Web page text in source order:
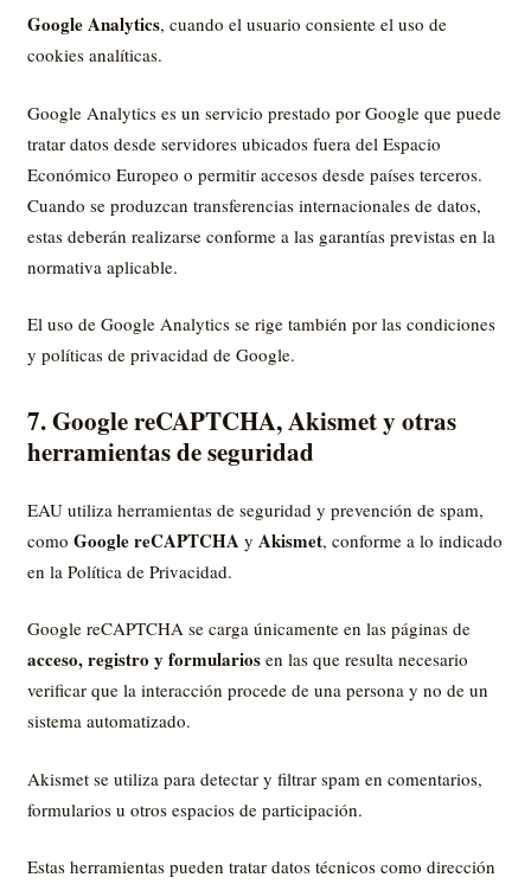
Google Analytics, cuando el usuario consiente el uso de
cookies analíticas.
Google Analytics es un servicio prestado por Google que puede
tratar datos desde servidores ubicados fuera del Espacio
Económico Europeo o permitir accesos desde países terceros.
Cuando se produzcan transferencias internacionales de datos,
estas deberán realizarse conforme a las garantías previstas en la
normativa aplicable.
El uso de Google Analytics se rige también por las condiciones
y políticas de privacidad de Google.
7. Google reCAPTCHA, Akismet y otras
herramientas de seguridad
EAU utiliza herramientas de seguridad y prevención de spam,
como Google reCAPTCHA y Akismet, conforme a lo indicado
en la Política de Privacidad.
Google reCAPTCHA se carga únicamente en las páginas de
acceso, registro y formulariosen las que resulta necesario
verificar que la interacción procede de una persona y no de un
sistema automatizado.
Akismet se utiliza para detectar y filtrar spam en comentarios,
formularios u otros espacios de participación.
Estas herramientas pueden tratar datos técnicos como dirección